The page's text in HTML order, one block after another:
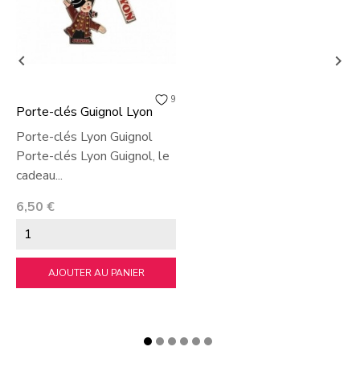
9
Porte-clés Guignol Lyon
Porte-clés Lyon Guignol
Porte-clés Lyon Guignol, le
cadeau...
Prix
6,50 €
AJOUTER AU PANIER
 